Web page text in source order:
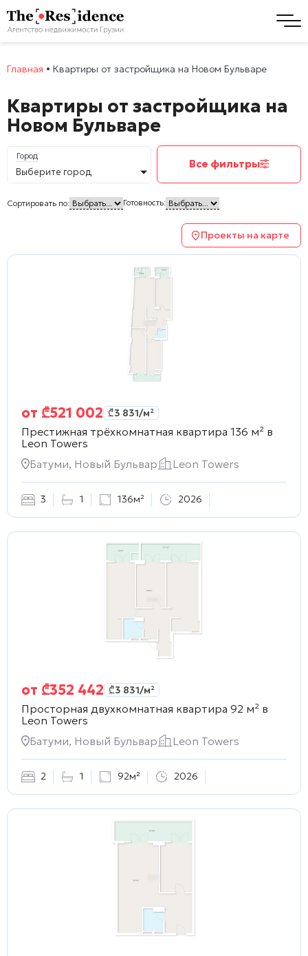
Главная • Квартиры от застройщика на Новом Бульваре
Квартиры от застройщика на
Новом Бульваре
Город
Выберите город
Все фильтры
Сортировать по: Готовность:
Проекты на карте
от ₾521 002 ₾3 831/м²
Престижная трёхкомнатная квартира 136 м² в
Leon Towers
Батуми, Новый Бульвар
Leon Towers
3 1 136м² 2026
от ₾352 442 ₾3 831/м²
Просторная двухкомнатная квартира 92 м² в
Leon Towers
Батуми, Новый Бульвар
Leon Towers
2 1 92м² 2026